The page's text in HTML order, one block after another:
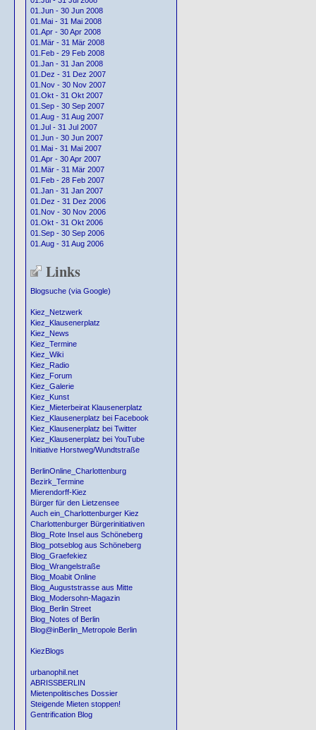
01.Jun - 30 Jun 2008
01.Mai - 31 Mai 2008
01.Apr - 30 Apr 2008
01.Mär - 31 Mär 2008
01.Feb - 29 Feb 2008
01.Jan - 31 Jan 2008
01.Dez - 31 Dez 2007
01.Nov - 30 Nov 2007
01.Okt - 31 Okt 2007
01.Sep - 30 Sep 2007
01.Aug - 31 Aug 2007
01.Jul - 31 Jul 2007
01.Jun - 30 Jun 2007
01.Mai - 31 Mai 2007
01.Apr - 30 Apr 2007
01.Mär - 31 Mär 2007
01.Feb - 28 Feb 2007
01.Jan - 31 Jan 2007
01.Dez - 31 Dez 2006
01.Nov - 30 Nov 2006
01.Okt - 31 Okt 2006
01.Sep - 30 Sep 2006
01.Aug - 31 Aug 2006
Links
Blogsuche (via Google)
Kiez_Netzwerk
Kiez_Klausenerplatz
Kiez_News
Kiez_Termine
Kiez_Wiki
Kiez_Radio
Kiez_Forum
Kiez_Galerie
Kiez_Kunst
Kiez_Mieterbeirat Klausenerplatz
Kiez_Klausenerplatz bei Facebook
Kiez_Klausenerplatz bei Twitter
Kiez_Klausenerplatz bei YouTube
Initiative Horstweg/Wundtstraße
BerlinOnline_Charlottenburg
Bezirk_Termine
Mierendorff-Kiez
Bürger für den Lietzensee
Auch ein_Charlottenburger Kiez
Charlottenburger Bürgerinitiativen
Blog_Rote Insel aus Schöneberg
Blog_potseblog aus Schöneberg
Blog_Graefekiez
Blog_Wrangelstraße
Blog_Moabit Online
Blog_Auguststrasse aus Mitte
Blog_Modersohn-Magazin
Blog_Berlin Street
Blog_Notes of Berlin
Blog@inBerlin_Metropole Berlin
KiezBlogs
urbanophil.net
ABRISSBERLIN
Mietenpolitisches Dossier
Steigende Mieten stoppen!
Gentrification Blog